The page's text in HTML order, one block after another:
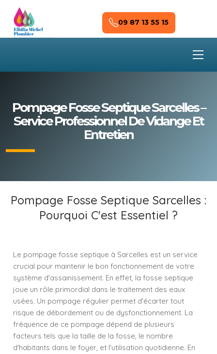
Skip to main content
09 87 13 55 15
Pompage Fosse Septique Sarcelles –
Service Professionnel De Vidange Et
Entretien
Pompage Fosse Septique Sarcelles :
Pourquoi C'est Essentiel ?
Le pompage fosse septique à Sarcelles est un service
crucial pour maintenir le bon fonctionnement de votre
système d'assainissement. En effet, la fosse septique
joue un rôle primordial dans le traitement des eaux
usées. Un pompage régulier permet d'écarter tout
risque de débordement ou de dysfonctionnement. La
fréquence de ce pompage dépend de plusieurs
facteurs tels que la taille de la fosse, le nombre
d'habitants dans le foyer, et l'utilisation quotidienne. En